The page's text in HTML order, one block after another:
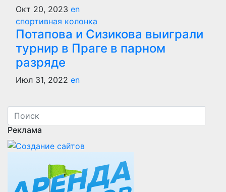
Окт 20, 2023 en
спортивная колонка
Потапова и Сизикова выиграли
турнир в Праге в парном
разряде
Июл 31, 2022 en
Реклама